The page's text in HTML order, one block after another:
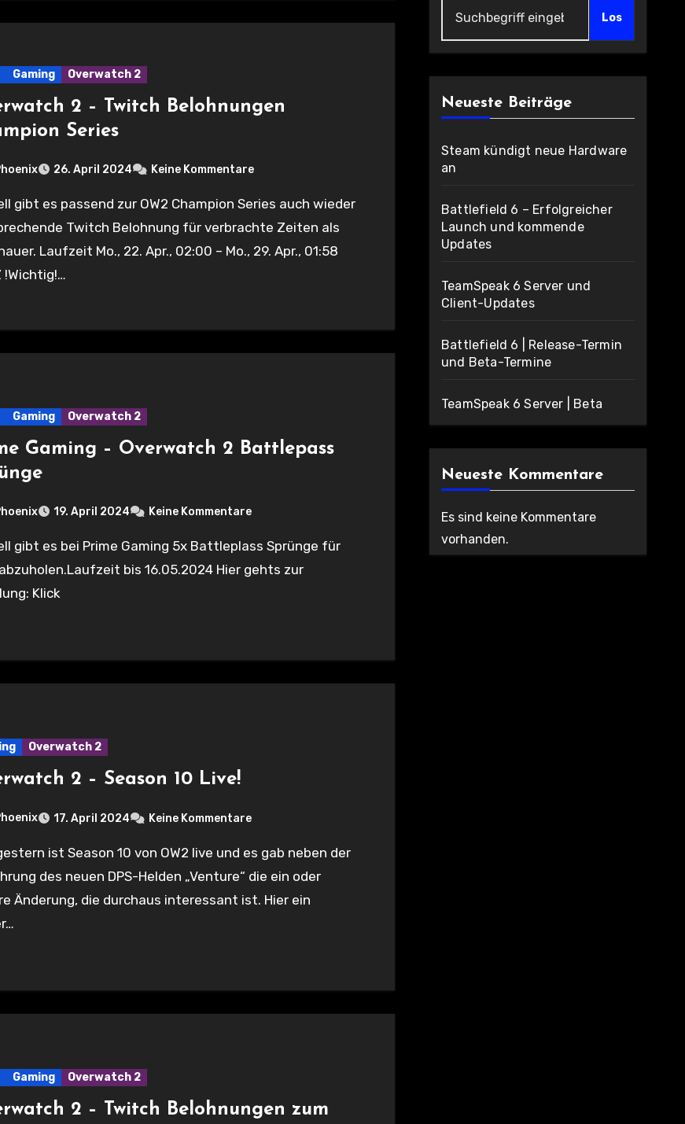
Gaming Overwatch 2
2 – Twitch Belohnungen
Series
26. April 2024 Keine Kommentare
Twitch Belohnung für verbrachte Zeiten als
Laufzeit Mo., 22. Apr., 02:00 – Mo., 29. Apr., 01:58
!Wichtig!…
Gaming Overwatch 2
Gaming – Overwatch 2 Battlepass
19. April 2024 Keine Kommentare
bis 16.05.2024 Hier gehts zur
Klick
Overwatch 2
2 – Season 10 Live!
17. April 2024 Keine Kommentare
des neuen DPS-Helden „Venture“ die ein oder
Änderung, die durchaus interessant ist. Hier ein
Gaming Overwatch 2
2 – Twitch Belohnungen zum
Los
Neueste Beiträge
Steam kündigt neue Hardware
an
Battlefield 6 – Erfolgreicher
Launch und kommende
Updates
TeamSpeak 6 Server und
Client-Updates
Battlefield 6 | Release-Termin
und Beta-Termine
TeamSpeak 6 Server | Beta
Neueste Kommentare
Es sind keine Kommentare
vorhanden.